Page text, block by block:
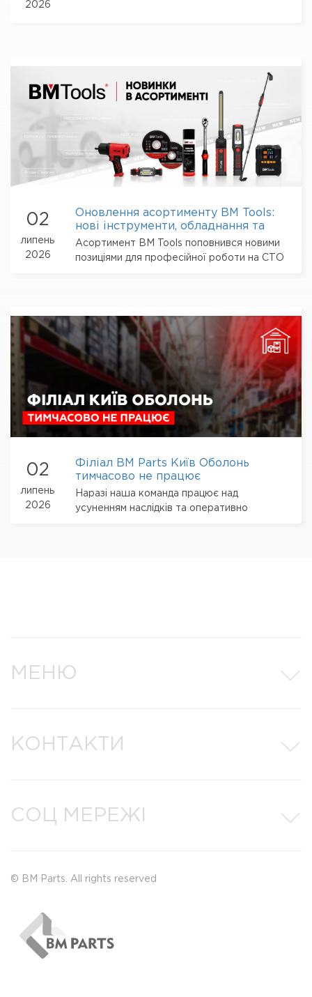
2026
02
липень
2026
Оновлення асортименту BM Tools:
нові інструменти, обладнання та
автохімія
Асортимент BM Tools поповнився новими
позиціями для професійної роботи на СТО
02
липень
2026
Філіал BM Parts Київ Оболонь
тимчасово не працює
Наразі наша команда працює над
усуненням наслідків та оперативно
© BM Parts. All rights reserved
МЕНЮ
КОНТАКТИ
СОЦ МЕРЕЖІ